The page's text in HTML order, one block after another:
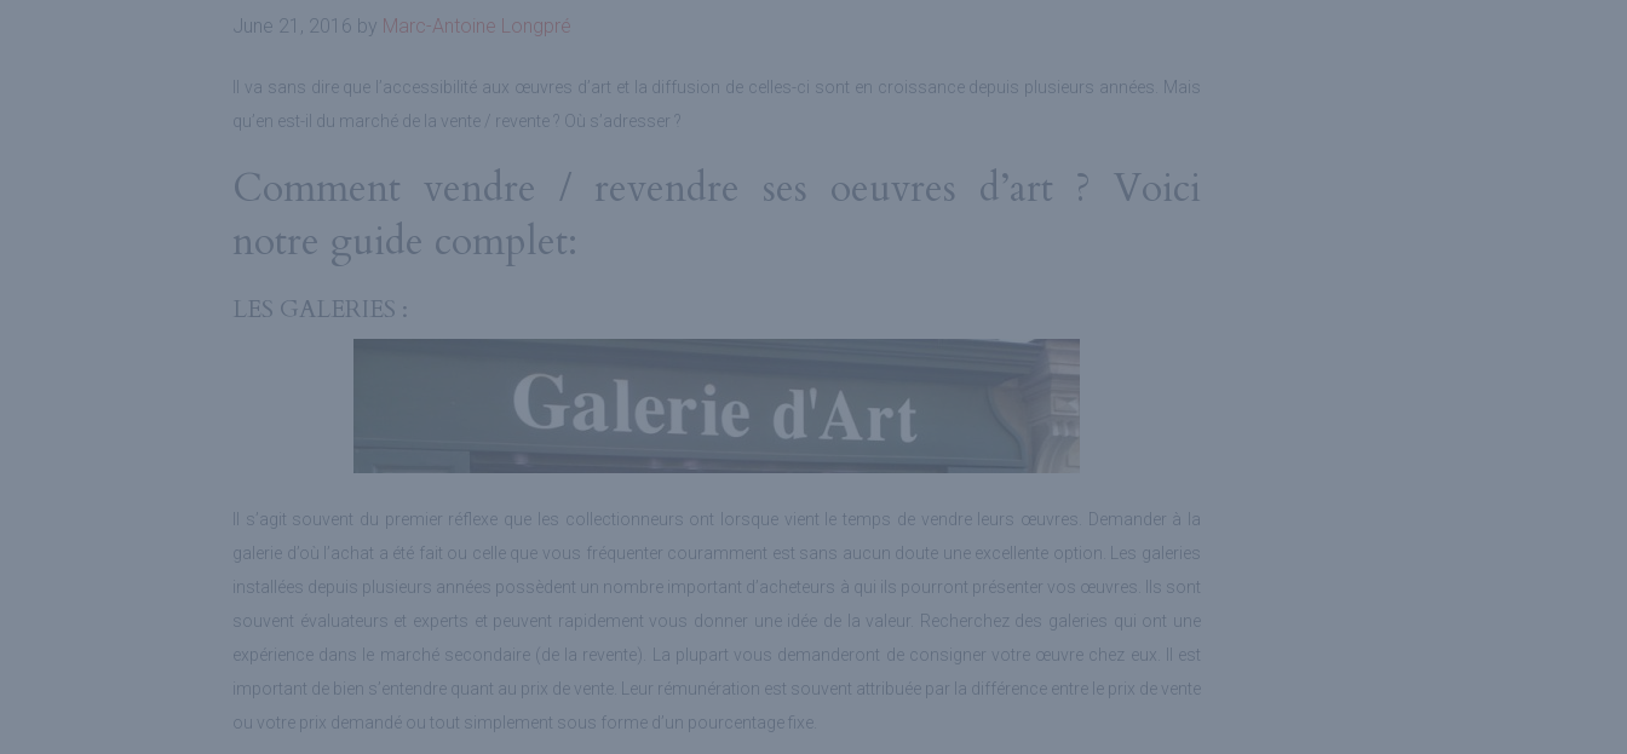
June 21, 2016 by Marc-Antoine Longpré
Il va sans dire que l’accessibilité aux œuvres d’art et la diffusion de celles-ci sont en croissance depuis plusieurs années. Mais
qu’en est-il du marché de la vente / revente ? Où s’adresser ?
Comment vendre / revendre ses oeuvres d’art ? Voici
notre guide complet:
LES GALERIES :
Il s’agit souvent du premier réflexe que les collectionneurs ont lorsque vient le temps de vendre leurs œuvres. Demander à la
galerie d’où l’achat a été fait ou celle que vous fréquenter couramment est sans aucun doute une excellente option. Les galeries
installées depuis plusieurs années possèdent un nombre important d’acheteurs à qui ils pourront présenter vos œuvres. Ils sont
souvent évaluateurs et experts et peuvent rapidement vous donner une idée de la valeur. Recherchez des galeries qui ont une
expérience dans le marché secondaire (de la revente). La plupart vous demanderont de consigner votre œuvre chez eux. Il est
important de bien s’entendre quant au prix de vente. Leur rémunération est souvent attribuée par la différence entre le prix de vente
ou votre prix demandé ou tout simplement sous forme d’un pourcentage fixe.